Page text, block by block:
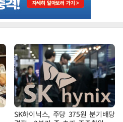
SK하이닉스, 주당 375원 분기배당